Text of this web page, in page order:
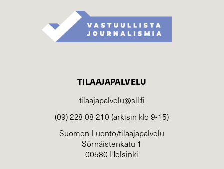
TILAAJAPALVELU
tilaajapalvelu@sll.fi
(09) 228 08 210 (arkisin klo 9-15)
Suomen Luonto/tilaajapalvelu
Sörnäistenkatu 1
00580 Helsinki